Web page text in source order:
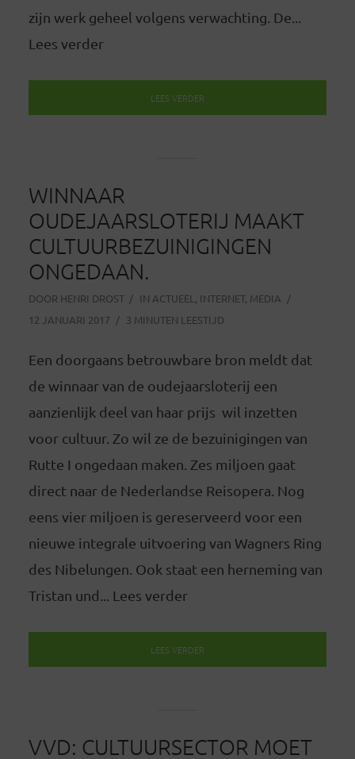
zijn werk geheel volgens verwachting. De...
Lees verder
LEES VERDER
WINNAAR
OUDEJAARSLOTERIJ MAAKT
CULTUURBEZUINIGINGEN
ONGEDAAN.
DOOR HENRI DROST IN ACTUEEL , INTERNET, MEDIA
12 JANUARI 2017
3 MINUTEN LEESTIJD
Een doorgaans betrouwbare bron meldt dat
de winnaar van de oudejaarsloterij een
aanzienlijk deel van haar prijs wil inzetten
voor cultuur. Zo wil ze de bezuinigingen van
Rutte I ongedaan maken. Zes miljoen gaat
direct naar de Nederlandse Reisopera. Nog
eens vier miljoen is gereserveerd voor een
nieuwe integrale uitvoering van Wagners Ring
des Nibelungen. Ook staat een herneming van
Tristan und... Lees verder
LEES VERDER
VVD: CULTUURSECTOR MOET